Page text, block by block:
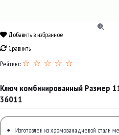
Добавить в избранное
Сравнить
Рейтинг: ☆ ☆ ☆ ☆ ☆
Ключ комбинированный Размер
36011
Изготовлен из хромованадиевой стали